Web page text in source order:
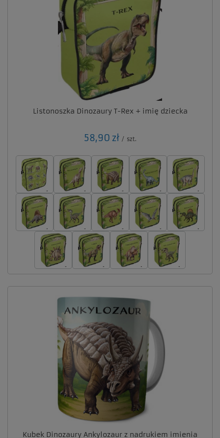
Listonoszka Dinozaury T-Rex + imię dziecka
58,90 zł / szt.
Kubek Dinozaury Ankylozaur z nadrukiem imienia